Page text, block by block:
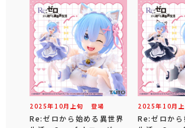
2025年 10月 上旬 登場
Re:ゼロから始める異世界
2025年 10月
Re:ゼロか